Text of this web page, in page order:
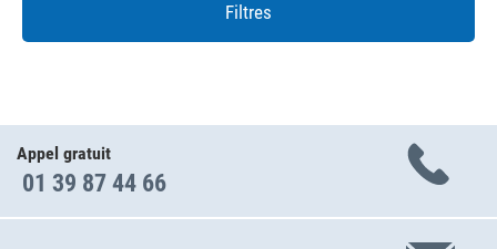
Filtres
Appel gratuit
01 39 87 44 66